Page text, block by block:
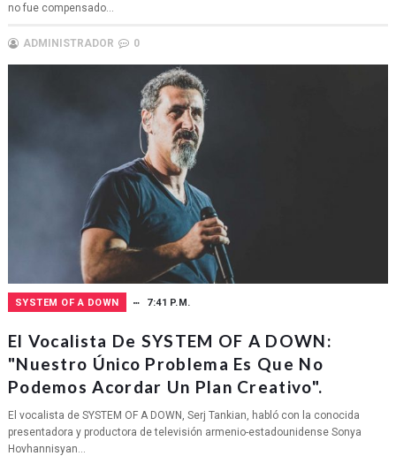
no fue compensado...
ADMINISTRADOR 0
SYSTEM OF A DOWN 7:41 P.M.
El Vocalista De SYSTEM OF A DOWN:
"Nuestro Único Problema Es Que No
Podemos Acordar Un Plan Creativo".
El vocalista de SYSTEM OF A DOWN, Serj Tankian, habló con la conocida
presentadora y productora de televisión armenio-estadounidense Sonya
Hovhannisyan...